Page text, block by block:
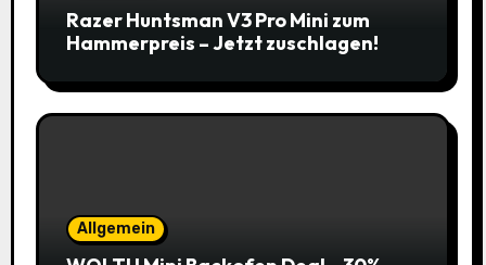
Razer Huntsman V3 Pro Mini zum
Hammerpreis – Jetzt zuschlagen!
Allgemein